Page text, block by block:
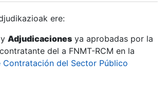
ere:
y Adjudicaciones ya aprobadas por la
del a FNMT-RCM en la
Contratación del Sector Público